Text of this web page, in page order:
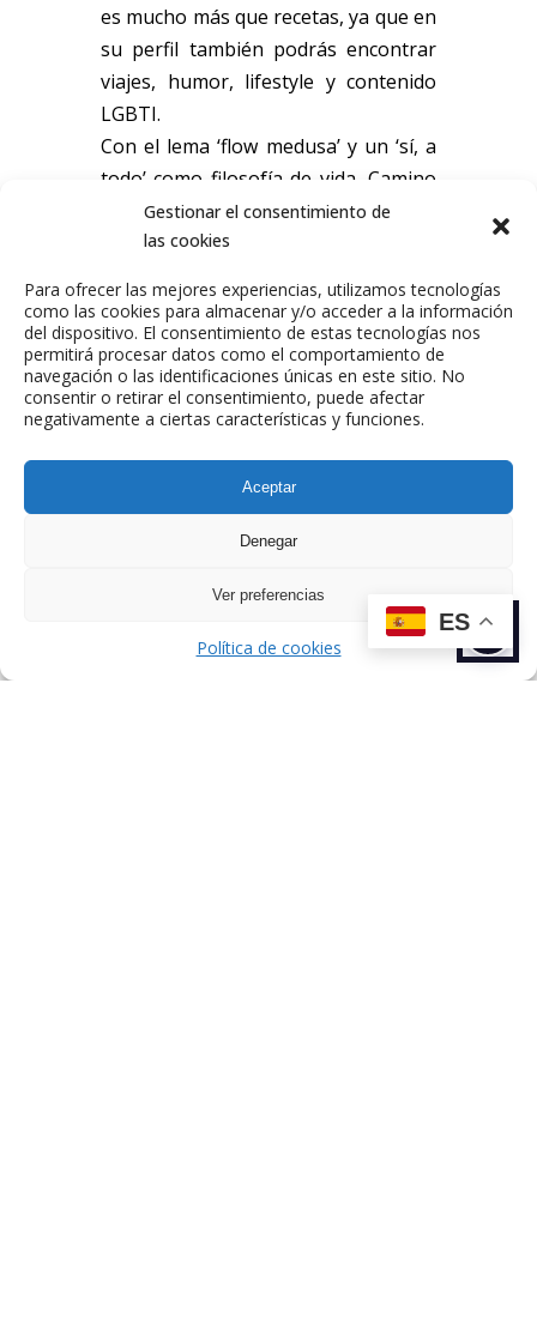
Gestionar el consentimiento de
las cookies
Para ofrecer las mejores experiencias, utilizamos tecnologías
como las cookies para almacenar y/o acceder a la información
del dispositivo. El consentimiento de estas tecnologías nos
permitirá procesar datos como el comportamiento de
navegación o las identificaciones únicas en este sitio. No
consentir o retirar el consentimiento, puede afectar
negativamente a ciertas características y funciones.
Aceptar
Denegar
Ver preferencias
Política de cookies
es mucho más que recetas, ya que en
su perfil también podrás encontrar
viajes, humor, lifestyle y contenido
LGBTI.
Con el lema ‘flow medusa’ y un ‘sí, a
todo’ como filosofía de vida, Camino
se define como una persona
dinámica, curiosa y versátil.
Email de contacto:camino@twic.es
ES